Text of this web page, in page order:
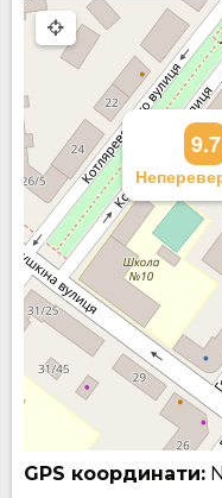
9.7
GPS координати: